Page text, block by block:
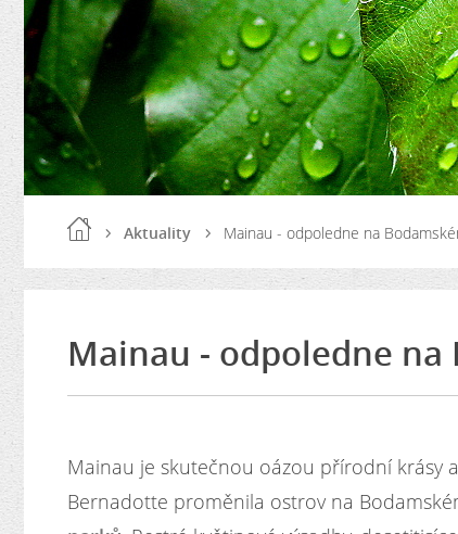
Aktuality Mainau - odpoledne na
Mainau - odpoledne na
Mainau je skutečnou oázou přírodní krásy
Bernadotte proměnila ostrov na